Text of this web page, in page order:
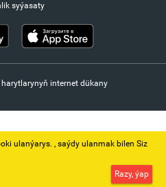
syýasaty
internet dükany
ulanýarys. ‚ saýdy ulanmak bilen Siz
Razy, ýap